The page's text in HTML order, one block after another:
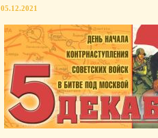
05.12.2021